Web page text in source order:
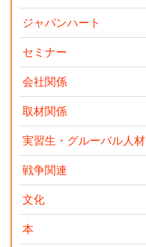
ジャパンハート
セミナー
会社関係
取材関係
実習生・グルーバル人材
戦争関連
文化
本